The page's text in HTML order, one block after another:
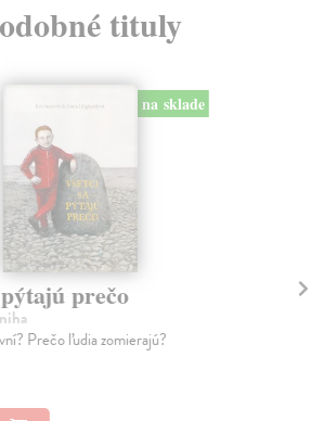
tituly
na sklade
prečo
Prečo ľudia zomierajú?